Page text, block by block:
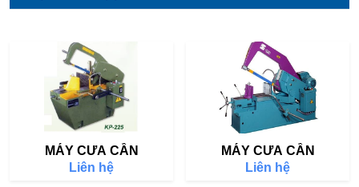
MÁY CƯA CẦN
Liên hệ
MÁY CƯA CẦN
Liên hệ